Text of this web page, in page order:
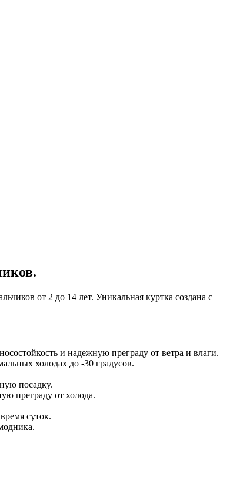
от 2 до 14 лет. Уникальная куртка создана с
и надежную преграду от ветра и влаги.
холодах до -30 градусов.
посадку.
преграду от холода.
суток.